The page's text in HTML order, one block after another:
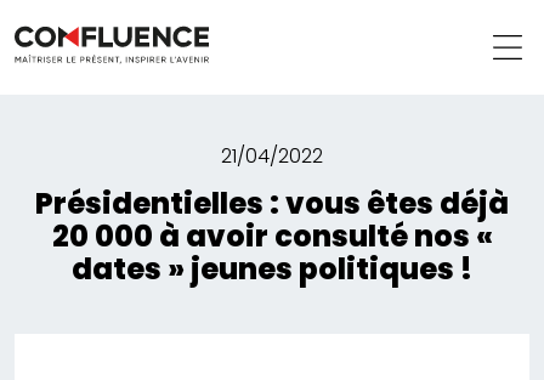
21/04/2022
Présidentielles : vous êtes déjà
20 000 à avoir consulté nos «
dates » jeunes politiques !